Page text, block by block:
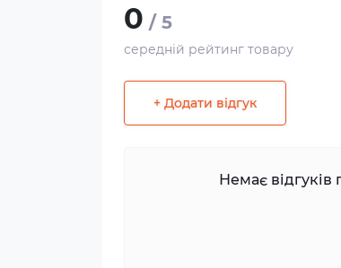
0 / 5
середній рейтинг товару
+ Додати відгук
Немає